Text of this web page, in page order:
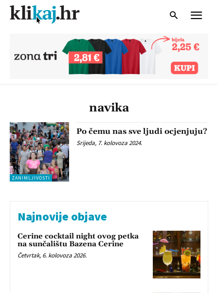
navika
ZANIMLJIVOSTI
Po čemu nas sve ljudi ocjenjuju?
Srijeda, 7. kolovoza 2024.
Najnovije objave
Cerine cocktail night ovog petka
na sunčalištu Bazena Cerine
Četvrtak, 6. kolovoza 2026.